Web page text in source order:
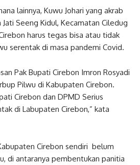
lainnya, Kuwu Johari yang akrab
Seeng Kidul, Kecamatan Ciledug
harus tegas bisa atau tidak
serentak di masa pandemi Covid.
Pak Bupati Cirebon Imron Rosyadi
Pilwu di Kabupaten Cirebon.
Cirebon dan DPMD Serius
di Labupaten Cirebon,” kata
Cirebon sendiri belum
di antaranya pembentukan panitia